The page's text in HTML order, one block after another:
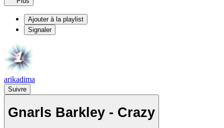
Ajouter à la playlist
Signaler
arikadima
Suivre
Gnarls Barkley - Crazy